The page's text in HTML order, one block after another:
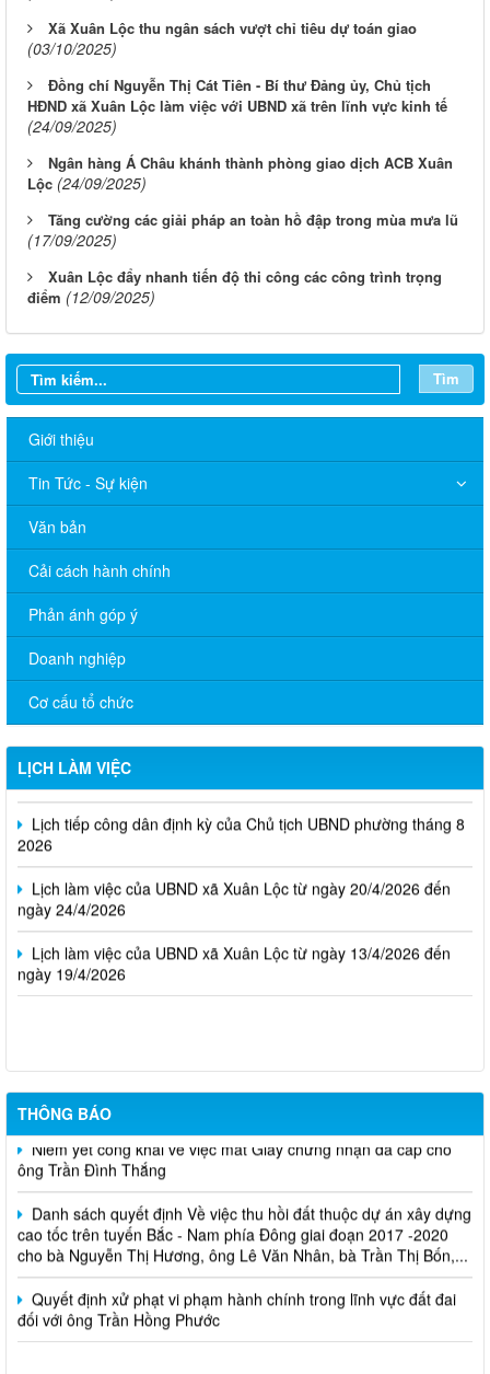
Xã Xuân Lộc thu ngân sách vượt chỉ tiêu dự toán giao
(03/10/2025)
Đồng chí Nguyễn Thị Cát Tiên - Bí thư Đảng ủy, Chủ tịch
HĐND xã Xuân Lộc làm việc với UBND xã trên lĩnh vực kinh tế
(24/09/2025)
Ngân hàng Á Châu khánh thành phòng giao dịch ACB Xuân
Lộc (24/09/2025)
Tăng cường các giải pháp an toàn hồ đập trong mùa mưa lũ
(17/09/2025)
Xuân Lộc đẩy nhanh tiến độ thi công các công trình trọng
điểm (12/09/2025)
Tìm
Giới thiệu
Tin Tức - Sự kiện
Văn bản
Cải cách hành chính
Phản ánh góp ý
Doanh nghiệp
Cơ cấu tổ chức
LỊCH LÀM VIỆC
Thông báo Lịch làm việc của UBND phường Xuân Lộc (Từ ngày
03/8/2026 đến ngày 07/8/2026)
Lịch tiếp công dân định kỳ của Chủ tịch UBND phường tháng 8
2026
Lịch làm việc của UBND xã Xuân Lộc từ ngày 20/4/2026 đến
ngày 24/4/2026
Lịch làm việc của UBND xã Xuân Lộc từ ngày 13/4/2026 đến
ngày 19/4/2026
THÔNG BÁO
Cuộc thi trực tuyến tìm hiểu pháp luật năm 2026.
Niêm yết công khai về việc mất Giấy chứng nhận đã cấp cho
ông Trần Đình Thắng
Danh sách quyết định Về việc thu hồi đất thuộc dự án xây dựng
cao tốc trên tuyến Bắc - Nam phía Đông giai đoạn 2017 -2020
cho bà Nguyễn Thị Hương, ông Lê Văn Nhân, bà Trần Thị Bốn,...
Quyết định xử phạt vi phạm hành chính trong lĩnh vực đất đai
đối với ông Trần Hồng Phước